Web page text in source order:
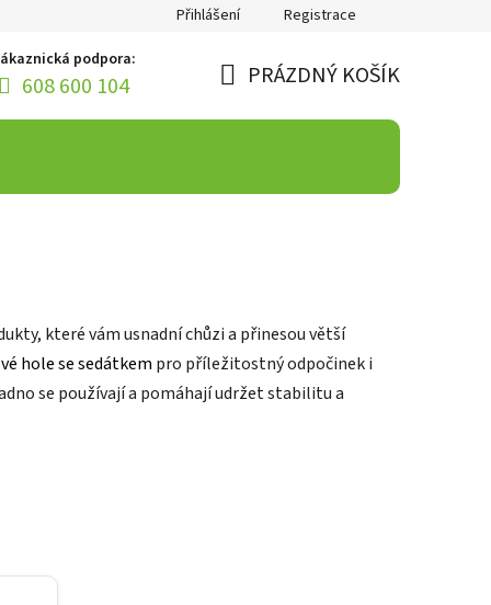
Přihlášení
Registrace
podpora:
608 600 104 PRÁZDNÝ KOŠÍK
které vám usnadní chůzi a přinesou větší
hole se sedátkem pro příležitostný odpočinek i
se používají a pomáhají udržet stabilitu a